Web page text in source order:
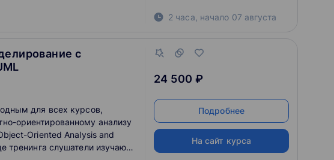
2 часа начало 07 августа
с
для всех курсов,
ориентированному анализу
Oriented Analysis and
тренинга слушатели изучают
24 500 ₽
Подробнее
На сайт курса